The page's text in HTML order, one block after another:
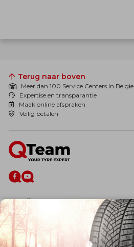
Terug naar boven
Meer dan 100 Service Centers in Belgie
Expertise en transparantie
Maak online afspraken
Veilig betalen
De firma
Wie zijn wij?
Blog
Onze dienstverlening